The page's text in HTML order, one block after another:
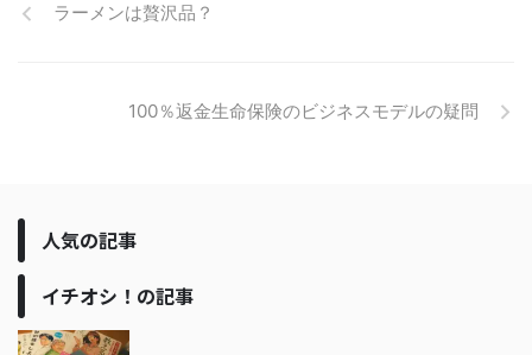
ラーメンは贅沢品？
100％返金生命保険のビジネスモデルの疑問
人気の記事
イチオシ！の記事